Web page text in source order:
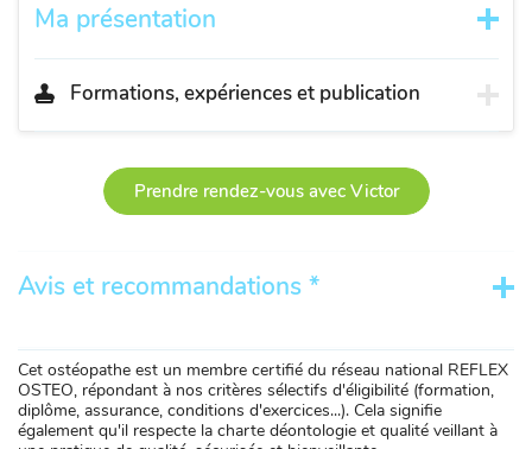
Ma présentation
Formations, expériences et publication
Prendre rendez-vous avec Victor
Avis et recommandations *
Cet ostéopathe est un membre certifié du réseau national REFLEX
OSTEO, répondant à nos critères sélectifs d'éligibilité (formation,
diplôme, assurance, conditions d'exercices...). Cela signifie
également qu'il respecte la charte déontologie et qualité veillant à